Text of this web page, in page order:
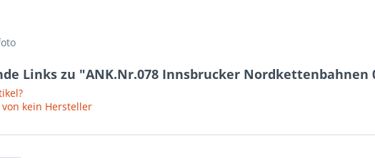
Links zu "ANK.Nr.078 Innsbrucker Nordkettenbahnen
kein Hersteller